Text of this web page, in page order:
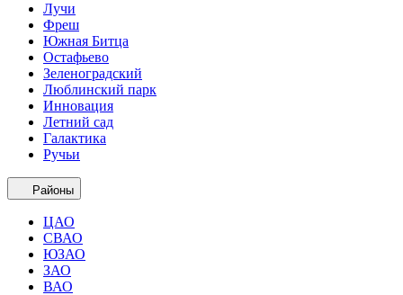
Лучи
Фреш
Южная Битца
Остафьево
Зеленоградский
Люблинский парк
Инновация
Летний сад
Галактика
Ручьи
Районы
ЦАО
СВАО
ЮЗАО
ЗАО
ВАО